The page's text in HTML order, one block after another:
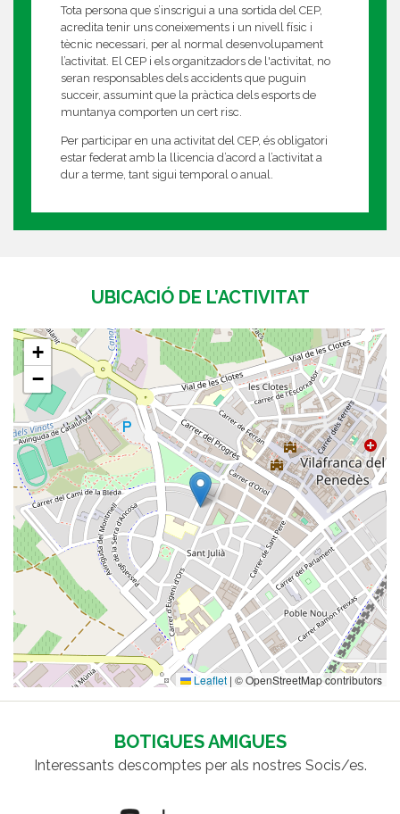
Tota persona que s’inscrigui a una sortida del CEP,
acredita tenir uns coneixements i un nivell físic i
tècnic necessari, per al normal desenvolupament
l’activitat. El CEP i els organitzadors de l'activitat, no
seran responsables dels accidents que puguin
succeir, assumint que la pràctica dels esports de
muntanya comporten un cert risc.
Per participar en una activitat del CEP, és obligatori
estar federat amb la llicencia d’acord a l’activitat a
dur a terme, tant sigui temporal o anual.
UBICACIÓ DE L’ACTIVITAT
+
−
Leaflet | © OpenStreetMap contributors
BOTIGUES AMIGUES
Interessants descomptes per als nostres Socis/es.